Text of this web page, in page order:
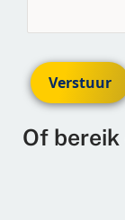
Verstuur
Of